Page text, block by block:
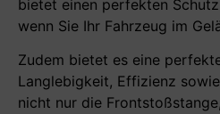
bietet einen perfekten
wenn Sie Ihr Fahrzeug im
Zudem bietet es eine
Langlebigkeit, Effizienz
nicht nur die